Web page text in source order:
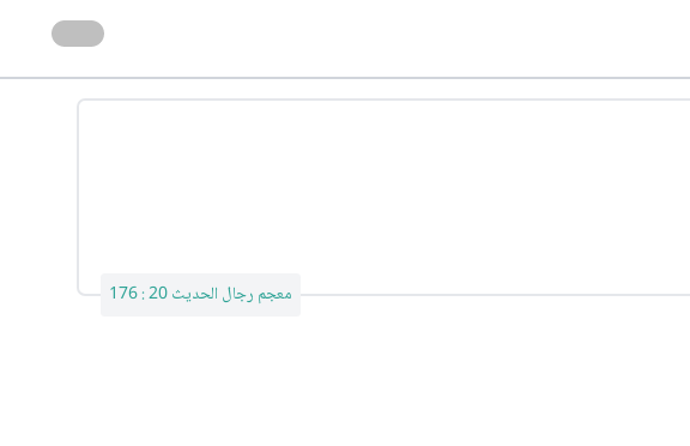
معجم رجال الحديث 20 : 176